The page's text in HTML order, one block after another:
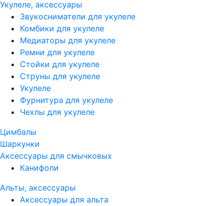
Укулеле, аксессуары
Звукосниматели для укулеле
Комбики для укулеле
Медиаторы для укулеле
Ремни для укулеле
Стойки для укулеле
Струны для укулеле
Укулеле
Фурнитура для укулеле
Чехлы для укулеле
Цимбалы
Шаркунки
Аксессуары для смычковых
Канифоли
Альты, аксессуары
Аксессуары для альта